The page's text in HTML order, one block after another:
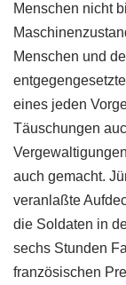
Menschen nicht
Menschen und
eines jeden
Täuschungen
auch gemacht.
veranlaßte
die Soldaten in
sechs Stunden
französischen